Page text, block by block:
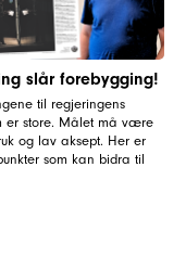
slår forebygging!
til regjeringens
er store. Målet må være
og lav aksept. Her er
som kan bidra til